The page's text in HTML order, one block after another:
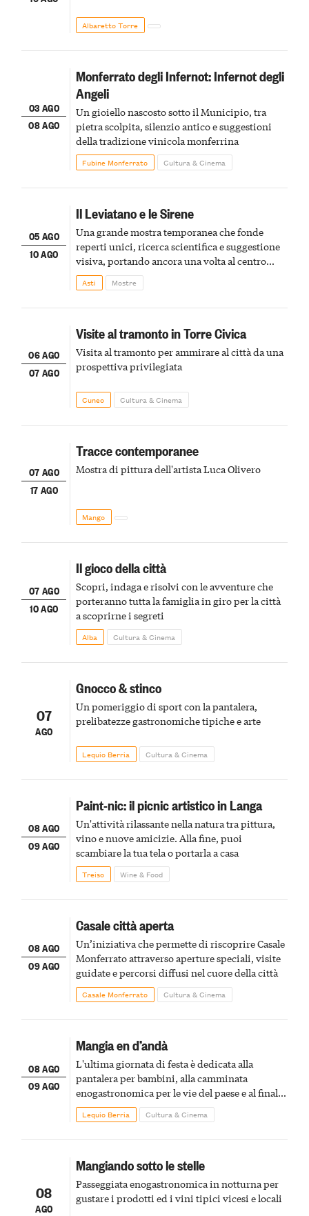
Albaretto Torre
03 AGO
08 AGO
Monferrato degli Infernot: Infernot degli
Angeli
Un gioiello nascosto sotto il Municipio, tra
pietra scolpita, silenzio antico e suggestioni
della tradizione vinicola monferrina
Fubine Monferrato Cultura & Cinema
05 AGO
10 AGO
Il Leviatano e le Sirene
Una grande mostra temporanea che fonde
reperti unici, ricerca scientifica e suggestione
visiva, portando ancora una volta al centro
della scena le meraviglie del passato astigiano
Asti Mostre
06 AGO
07 AGO
Visite al tramonto in Torre Civica
Visita al tramonto per ammirare al città da una
prospettiva privilegiata
Cuneo Cultura & Cinema
07 AGO
17 AGO
Tracce contemporanee
Mostra di pittura dell'artista Luca Olivero
Mango
07 AGO
10 AGO
Il gioco della città
Scopri, indaga e risolvi con le avventure che
porteranno tutta la famiglia in giro per la città
a scoprirne i segreti
Alba Cultura & Cinema
07
AGO
Gnocco & stinco
Un pomeriggio di sport con la pantalera,
prelibatezze gastronomiche tipiche e arte
Lequio Berria Cultura & Cinema
08 AGO
09 AGO
Paint-nic: il picnic artistico in Langa
Un'attività rilassante nella natura tra pittura,
vino e nuove amicizie. Alla fine, puoi
scambiare la tua tela o portarla a casa
Treiso Wine & Food
08 AGO
09 AGO
Casale città aperta
Un’iniziativa che permette di riscoprire Casale
Monferrato attraverso aperture speciali, visite
guidate e percorsi diffusi nel cuore della città
Casale Monferrato Cultura & Cinema
08 AGO
09 AGO
Mangia en d’andà
L'ultima giornata di festa è dedicata alla
pantalera per bambini, alla camminata
enogastronomica per le vie del paese e al finale
pirotecnico
Lequio Berria Cultura & Cinema
08
AGO
Mangiando sotto le stelle
Passeggiata enogastronomica in notturna per
gustare i prodotti ed i vini tipici vicesi e locali